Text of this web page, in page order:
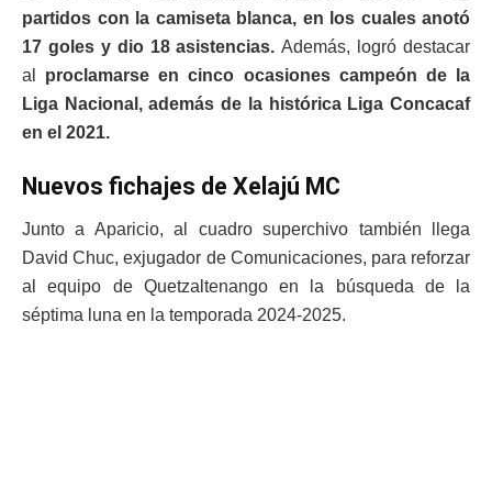
partidos con la camiseta blanca, en los cuales anotó
17 goles y dio 18 asistencias.Además, logró destacar
al proclamarse en cinco ocasiones campeón de la
Liga Nacional, además de la histórica Liga Concacaf
en el 2021.
Nuevos fichajes de Xelajú MC
Junto a Aparicio, al cuadro superchivo también llega
David Chuc, exjugador de Comunicaciones, para reforzar
al equipo de Quetzaltenango en la búsqueda de la
séptima luna en la temporada 2024-2025.